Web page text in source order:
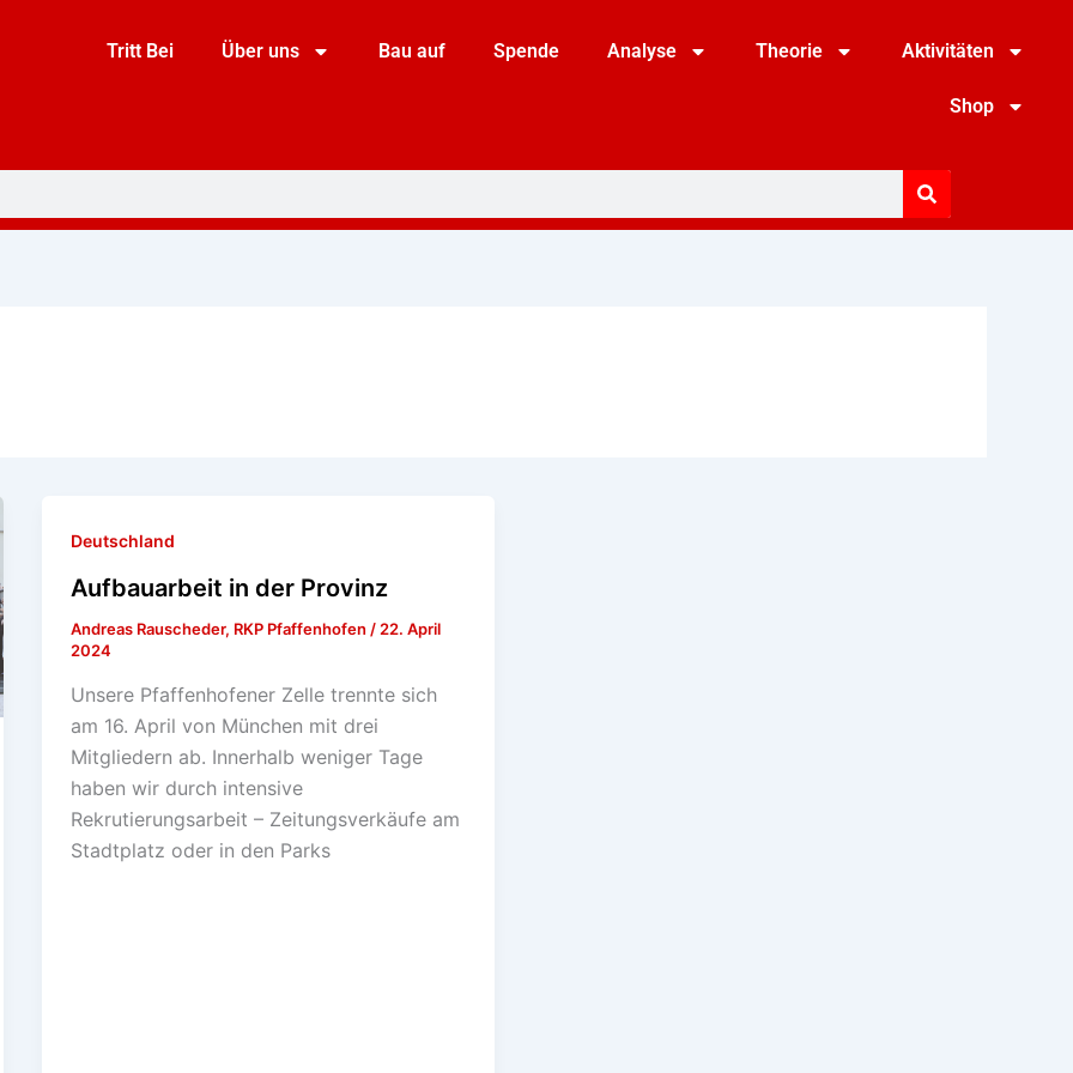
Tritt Bei Über uns Bau auf Spende Analyse Theorie Aktivitäten
Shop
Deutschland
Aufbauarbeit in der Provinz
Andreas Rauscheder, RKP Pfaffenhofen / 22. April
2024
Unsere Pfaffenhofener Zelle trennte sich
am 16. April von München mit drei
Mitgliedern ab. Innerhalb weniger Tage
haben wir durch intensive
Rekrutierungsarbeit – Zeitungsverkäufe am
Stadtplatz oder in den Parks